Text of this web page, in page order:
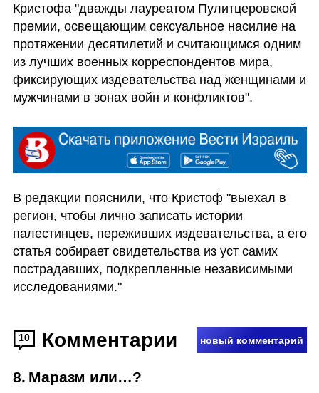
Кристофа "дважды лауреатом Пулитцеровской
премии, освещающим сексуальное насилие на
протяжении десятилетий и считающимся одним
из лучших военных корреспондентов мира,
фиксирующих издевательства над женщинами и
мужчинами в зонах войн и конфликтов".
В редакции пояснили, что Кристоф "выехал в
регион, чтобы лично записать истории
палестинцев, переживших издевательства, а его
статья собирает свидетельства из уст самих
пострадавших, подкрепленные независимыми
исследованиями."
10 Комментарии новый комментарий
8. Маразм или…?